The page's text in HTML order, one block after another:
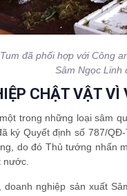
đã phối hợp với Công
Sâm Ngọc Linh
CHẬT VẬT
trong những loại sâm
ký Quyết định số 787/
do đó Thủ tướng nhấn
nước.
doanh nghiệp sản xuất